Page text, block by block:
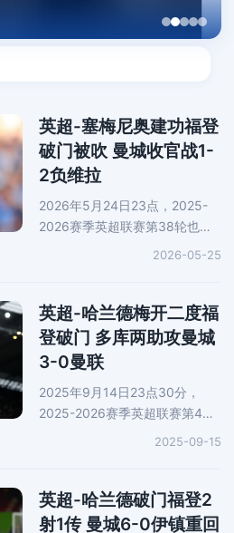
英超-塞梅尼奥建功福登
破门被吹 曼城收官战1-
2负维拉
2026年5月24日23点，2025-
2026赛季英超联赛第38轮也即
是收官战迎来了一场焦点之战，
破门。下半场，沃特金斯扳平比
分。巴
2026-05-25
英超-哈兰德梅开二度福
登破门 多库两助攻曼城
3-0曼联
2025年9月14日23点30分，
2025-2026赛季英超联赛第4轮
迎来了万众瞩目的曼市德比，曼
下半场，多库直塞，哈兰德赶在
出击的巴因
2025-09-15
英超-哈兰德破门福登2
射1传 曼城6-0伊镇重回